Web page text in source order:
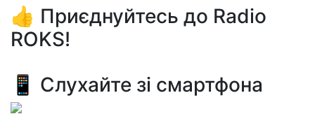
👍 Приєднуйтесь до Radio
ROKS!
📱 Слухайте зі смартфона